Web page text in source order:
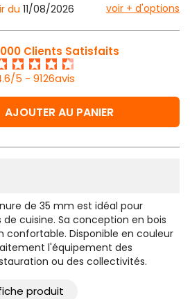
du 11/08/2026 voir + d'options
Clients Satisfaits
5 - 9126avis
AJOUTER AU PANIER
de 35 mm est idéal pour
cuisine. Sa conception en bois
confortable. Disponible en couleur
l'équipement des
ou des collectivités.
produit